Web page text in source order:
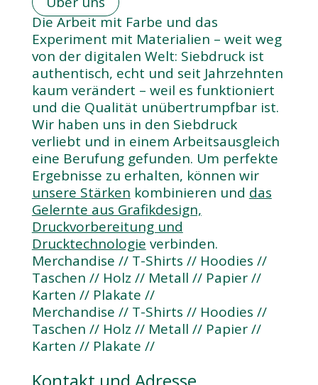
Die Arbeit mit Farbe und das
Experiment mit Materialien – weit weg
von der digitalen Welt: Siebdruck ist
authentisch, echt und seit Jahrzehnten
kaum verändert – weil es funktioniert
und die Qualität unübertrumpfbar ist.
Wir haben uns in den Siebdruck
verliebt und in einem Arbeitsausgleich
eine Berufung gefunden. Um perfekte
Ergebnisse zu erhalten, können wir
unsere Stärken kombinieren und das
Gelernte aus Grafikdesign,
Druckvorbereitung und
Drucktechnologie verbinden.
Merchandise // T-Shirts // Hoodies //
Taschen // Holz // Metall // Papier //
Karten // Plakate //
Merchandise // T-Shirts // Hoodies //
Taschen // Holz // Metall // Papier //
Karten // Plakate //